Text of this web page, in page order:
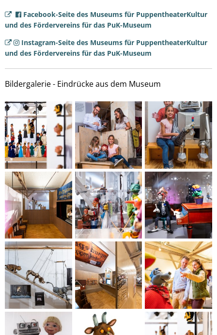
Facebook-Seite des Museums für PuppentheaterKultur
und des Fördervereins für das PuK-Museum
Instagram-Seite des Museums für PuppentheaterKultur
und des Fördervereins für das PuK-Museum
Bildergalerie - Eindrücke aus dem Museum